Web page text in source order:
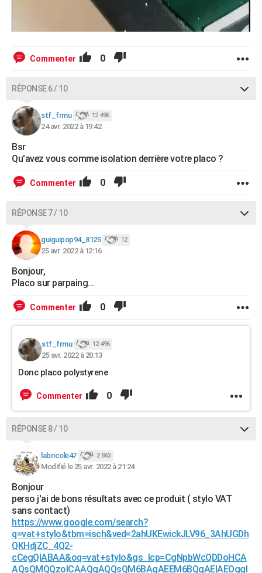
Commenter 0
RÉPONSE 6 / 10
stf_frmu 12 496
24 avr. 2022 à 19:42
Bsr
Qu'avez vous comme isolation derrière votre placo ?
Commenter 0
RÉPONSE 7 / 10
guiguipop94_8125 12
25 avr. 2022 à 12:16
Bonjour,
Placo sur parpaing...
Commenter 0
stf_frmu 12 496
25 avr. 2022 à 20:13
Donc placo polystyrene
Commenter 0
RÉPONSE 8 / 10
labricole47 2 863
Modifié le 25 avr. 2022 à 21:24
Bonjour
perso j'ai de bons résultats avec ce produit ( stylo VAT
sans contact)
https://www.google.com/search?
q=vat+stylo&tbm=isch&ved=2ahUKEwickJLV96_3AhUGDh
QKHdjZC_4Q2-
cCegQIABAA&oq=vat+stylo&gs_lcp=CgNpbWcQDDoHCA
AQsQMQQzoICAAQgAQQsQM6BAgAEEM6BQgAEIAEOggI